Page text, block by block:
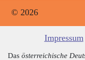
© 2026
Impressum
Das österreichische